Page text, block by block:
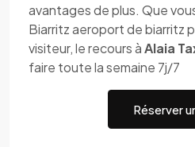
avantages de plus. Que
Biarritz aeroport de biarritz
visiteur, le recours àAlaia
faire toute la semaine 7j/7
Réserver